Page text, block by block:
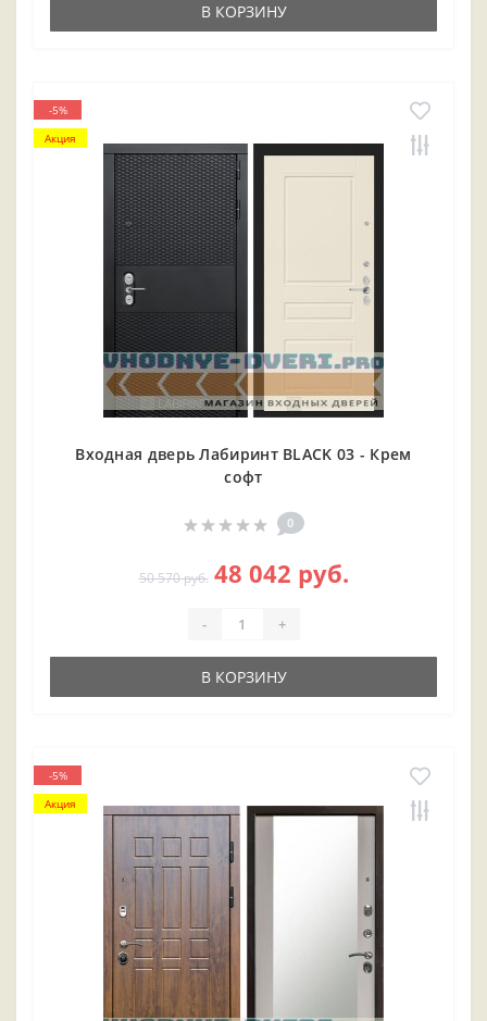
В КОРЗИНУ
-5%
Акция
Входная дверь Лабиринт BLACK 03 - Крем
софт
0
50 570 руб. 48 042 руб.
- +
В КОРЗИНУ
-5%
Акция